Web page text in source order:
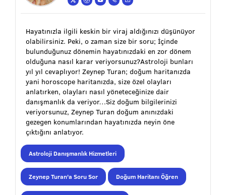
Hayatınızla ilgili keskin bir viraj aldığınızı düşünüyor
olabilirsiniz. Peki, o zaman size bir soru; İçinde
bulunduğunuz dönemin hayatınızdaki en zor dönem
olduğuna nasıl karar veriyorsunuz?Astroloji bunları
yıl yıl cevaplıyor! Zeynep Turan; doğum haritanızda
yani horoscope haritanızda, size özel olayları
anlatırken, olayları nasıl yöneteceğinize dair
danışmanlık da veriyor…Siz doğum bilgilerinizi
veriyorsunuz, Zeynep Turan doğum anınızdaki
gezegen konumlarından hayatınızda neyin öne
çıktığını anlatıyor.
Astroloji Danışmanlık Hizmetleri
Zeynep Turan'a Soru Sor Doğum Haritanı Öğren